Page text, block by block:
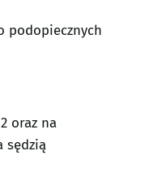
podopiecznych
oraz na
sędzią